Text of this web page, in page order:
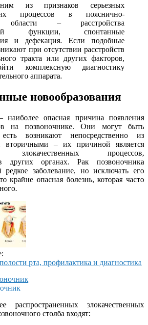
из признаков серьезных
процессов в пояснично-
области – расстройства
функции, спонтанные
и дефекация. Если подобные
при отсутствии расстройств
тракта или других факторов,
комплексную диагностику
аппарата.
новообразования
наиболее опасная причина появления
на позвоночнике. Они могут быть
возникают непосредственно из
вторичными – их причиной является
злокачественных процессов,
других органах. Рак позвоночника
редкое заболевание, но исключать его
крайне опасная болезнь, которая часто
рта, профилактика и диагностика
злокачественных
столба входят: